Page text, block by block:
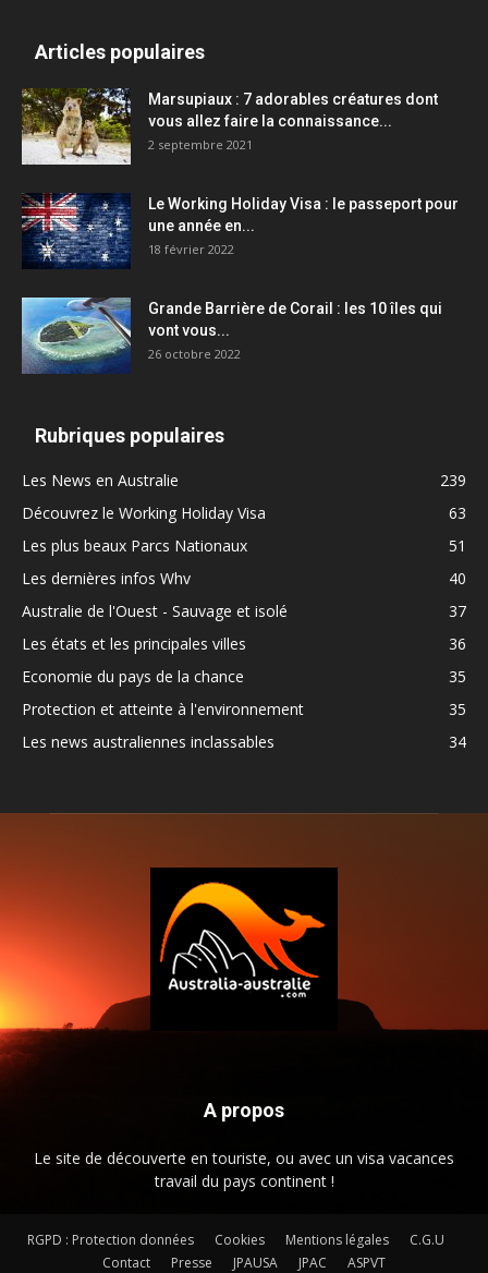
Articles populaires
Marsupiaux : 7 adorables créatures dont
vous allez faire la connaissance...
2 septembre 2021
Le Working Holiday Visa : le passeport pour
une année en...
18 février 2022
Grande Barrière de Corail : les 10 îles qui
vont vous...
26 octobre 2022
Rubriques populaires
Les News en Australie
239
Découvrez le Working Holiday Visa
63
Les plus beaux Parcs Nationaux
51
Les dernières infos Whv
40
Australie de l'Ouest - Sauvage et isolé
37
Les états et les principales villes
36
Economie du pays de la chance
35
Protection et atteinte à l'environnement
35
Les news australiennes inclassables
34
A propos
Le site de découverte en touriste, ou avec un visa vacances
travail du pays continent !
RGPD : Protection données Cookies Mentions légales
C.G.U
Contact
Presse JPAUSA JPAC ASPVT